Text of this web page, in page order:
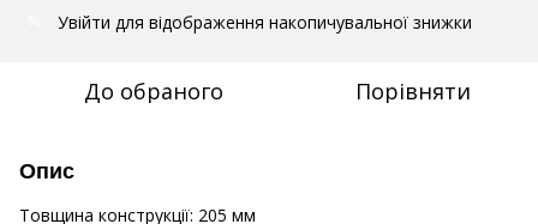
Увійти для відображення накопичувальної знижки
До обраного Порівняти
Опис
Товщина конструкції: 205 мм